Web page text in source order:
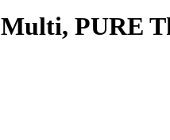
Multi, PURE